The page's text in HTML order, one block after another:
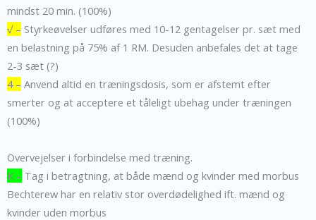
mindst 20 min. (100%)
√ – Styrkeøvelser udføres med 10-12 gentagelser pr. sæt med
en belastning på 75% af 1 RM. Desuden anbefales det at tage
2-3 sæt (?)
4 – Anvend altid en træningsdosis, som er afstemt efter
smerter og at acceptere et tåleligt ubehag under træningen
(100%)
Overvejelser i forbindelse med træning.
K – Tag i betragtning, at både mænd og kvinder med morbus
Bechterew har en relativ stor overdødelighed ift. mænd og
kvinder uden morbus